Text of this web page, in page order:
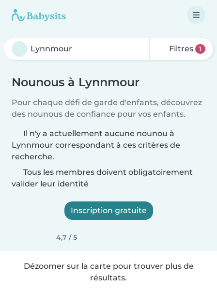
Filtres 1
Nounous à Lynnmour
Pour chaque défi de garde d'enfants, découvrez
des nounous de confiance pour vos enfants.
Il n'y a actuellement aucune nounou à
Lynnmour correspondant à ces critères de
recherche.
Tous les membres doivent obligatoirement
valider leur identité
Inscription gratuite
4,7 / 5
Dézoomer sur la carte pour trouver plus de
résultats.